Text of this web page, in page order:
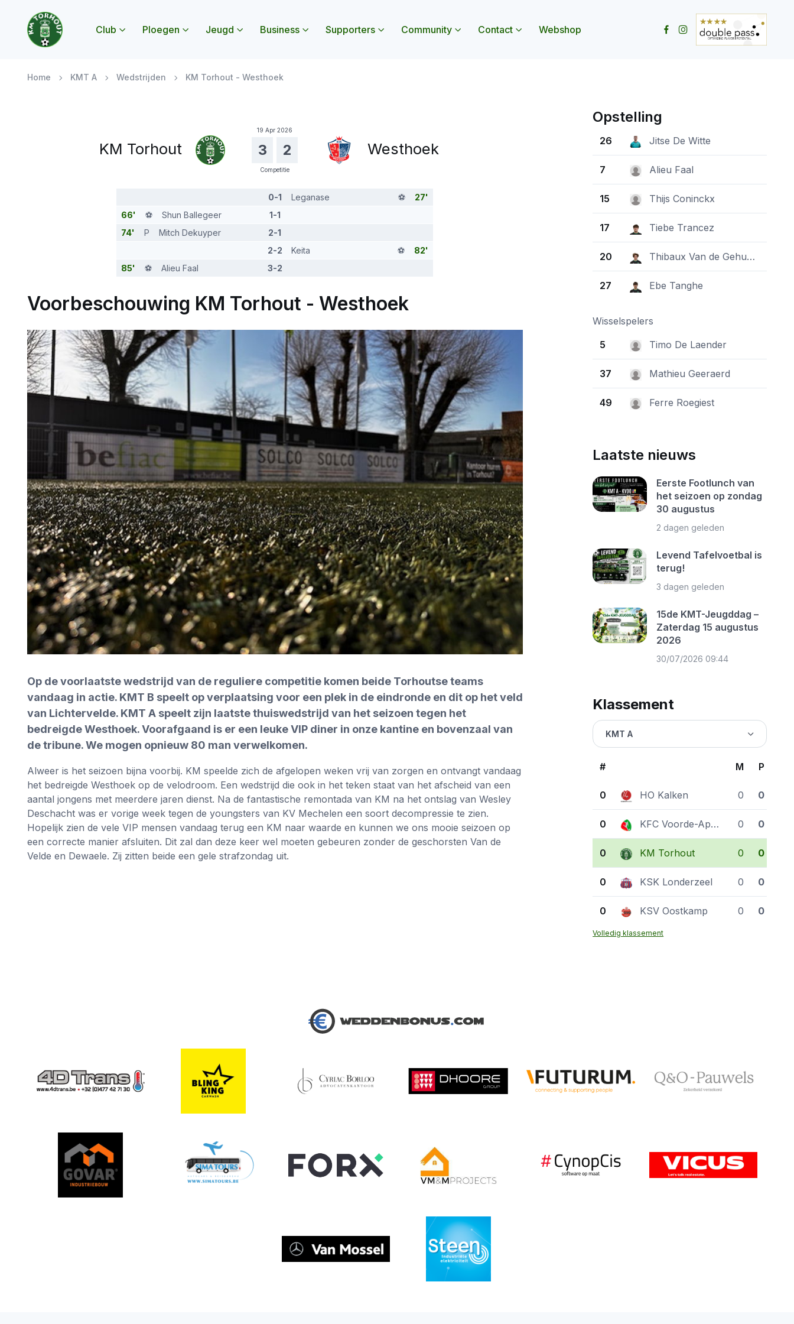
Club
Submenu Club openen
Ploegen
Submenu Ploegen openen
Jeugd
Submenu Jeugd openen
Business
Submenu Business openen
Supporters
Submenu Supporters openen
Community
Submenu Community openen
Contact
Submenu Contact openen
Webshop
Home KMT A Wedstrijden KM Torhout - Westhoek
KM Torhout
19 Apr 2026
3 2
Competitie
Westhoek
27'
⚽️
Leganase
0-1
66'
⚽️ Shun Ballegeer
1-1
74'
P Mitch Dekuyper
2-1
82'
⚽️
Keita
2-2
85'
⚽️ Alieu Faal 3-2
Voorbeschouwing KM Torhout - Westhoek
Op de voorlaatste wedstrijd van de reguliere competitie komen beide Torhoutse teams
vandaag in actie. KMT B speelt op verplaatsing voor een plek in de eindronde en dit op het veld
van Lichtervelde. KMT A speelt zijn laatste thuiswedstrijd van het seizoen tegen het
bedreigde Westhoek. Voorafgaand is er een leuke VIP diner in onze kantine en bovenzaal van
de tribune. We mogen opnieuw 80 man verwelkomen.
Alweer is het seizoen bijna voorbij. KM speelde zich de afgelopen weken vrij van zorgen en ontvangt vandaag
het bedreigde Westhoek op de velodroom. Een wedstrijd die ook in het teken staat van het afscheid van een
aantal jongens met meerdere jaren dienst. Na de fantastische remontada van KM na het ontslag van Wesley
Deschacht was er vorige week tegen de youngsters van KV Mechelen een soort decompressie te zien.
Hopelijk zien de vele VIP mensen vandaag terug een KM naar waarde en kunnen we ons mooie seizoen op
een correcte manier afsluiten. Dit zal dan deze keer wel moeten gebeuren zonder de geschorsten Van de
Velde en Dewaele. Zij zitten beide een gele strafzondag uit.
Opstelling
26 Jitse De Witte
7 Alieu Faal
15 Thijs Coninckx
17 Tiebe Trancez
20 Thibaux Van de Gehuchte
27 Ebe Tanghe
Wisselspelers
5
Timo De Laender
37 Mathieu Geeraerd
49 Ferre Roegiest
Laatste nieuws
Eerste Footlunch van
het seizoen op zondag
30 augustus
2 dagen geleden
Levend Tafelvoetbal is
terug!
3 dagen geleden
15de KMT-Jeugddag –
Zaterdag 15 augustus
2026
30/07/2026 09:44
Klassement
KMT A
# M P
0 HO Kalken 0 0
0 KFC Voorde-Appelterre 0 0
0 KM Torhout 0 0
0 KSK Londerzeel 0 0
0 KSV Oostkamp 0 0
Volledig klassement